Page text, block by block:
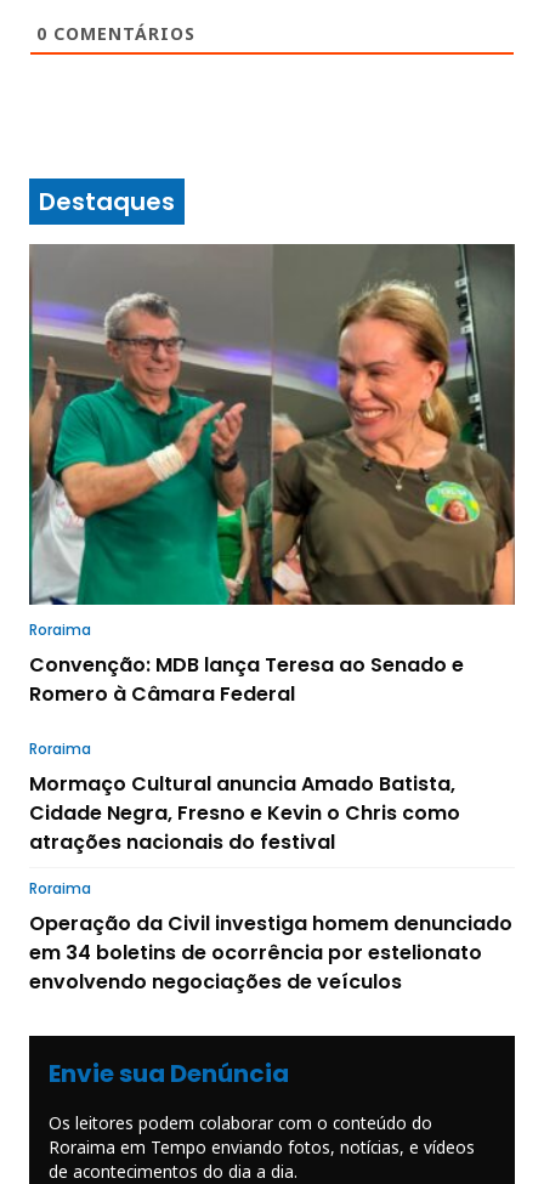
0 COMENTÁRIOS
Destaques
Roraima
Convenção: MDB lança Teresa ao Senado e
Romero à Câmara Federal
Roraima
Mormaço Cultural anuncia Amado Batista,
Cidade Negra, Fresno e Kevin o Chris como
atrações nacionais do festival
Roraima
Operação da Civil investiga homem denunciado
em 34 boletins de ocorrência por estelionato
envolvendo negociações de veículos
Envie sua Denúncia
Os leitores podem colaborar com o conteúdo do
Roraima em Tempo enviando fotos, notícias, e vídeos
de acontecimentos do dia a dia.